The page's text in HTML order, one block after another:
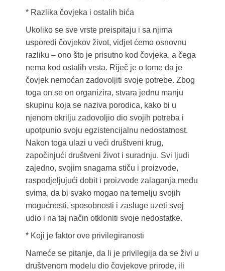
* Razlika čovjeka i ostalih bića
Ukoliko se sve vrste preispitaju i sa njima
usporedi čovjekov život, vidjet ćemo osnovnu
razliku – ono što je prisutno kod čovjeka, a čega
nema kod ostalih vrsta. Riječ je o tome da je
čovjek nemoćan zadovoljiti svoje potrebe. Zbog
toga on se on organizira, stvara jednu manju
skupinu koja se naziva porodica, kako bi u
njenom okrilju zadovoljio dio svojih potreba i
upotpunio svoju egzistencijalnu nedostatnost.
Nakon toga ulazi u veći društveni krug,
započinjući društveni život i suradnju. Svi ljudi
zajedno, svojim snagama stiču i proizvode,
raspodjeljujući dobit i proizvode zalaganja među
svima, da bi svako mogao na temelju svojih
mogućnosti, sposobnosti i zasluge uzeti svoj
udio i na taj način otkloniti svoje nedostatke.
* Koji je faktor ove privilegiranosti
Nameće se pitanje, da li je privilegija da se živi u
društvenom modelu dio čovjekove prirode, ili